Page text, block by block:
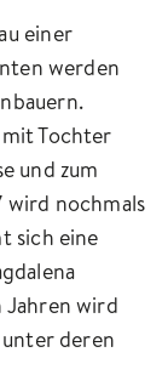
einer
werden
Tochter
und zum
wird nochmals
sich eine
Jahren wird
deren